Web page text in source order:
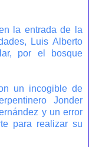
la entrada de la
Luis Alberto
por el bosque
un incogible de
Jonder
y un error
para realizar su